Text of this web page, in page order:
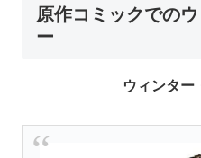
原作コミックでの
ー
ウィンター